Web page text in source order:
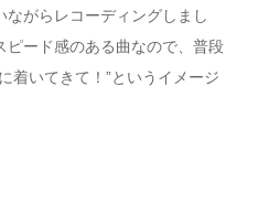
がらレコーディングしまし
ピード感のある曲なので、普段
着いてきて！”というイメージ